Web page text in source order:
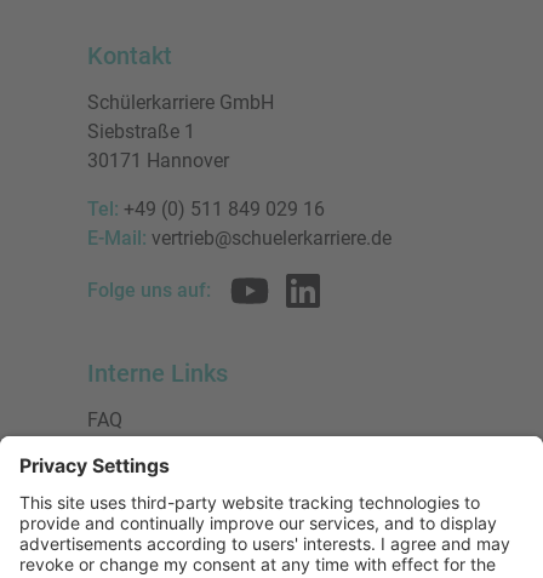
Kontakt
Schülerkarriere GmbH
Siebstraße 1
30171 Hannover
Tel: +49 (0) 511 849 029 16
E-Mail: vertrieb@schuelerkarriere.de
Folge uns auf:
Interne Links
FAQ
Datenschutzerklärung
Impressum
Presse
Urheberrecht